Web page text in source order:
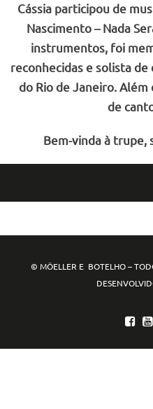
Cássia participou de
Nascimento – Nada
instrumentos, foi
reconhecidas e solista
do Rio de Janeiro.
de
Bem-vinda à trupe,
© MÖELLER E BOTELHO –